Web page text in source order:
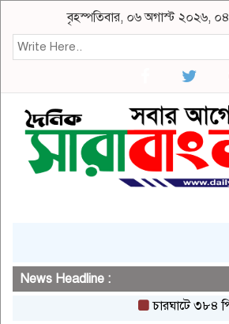
বৃহস্পতিবার, ০৬ অগাস্ট ২০২৬,
News Headline :
চারঘাটে ৩৮৪ পিস